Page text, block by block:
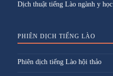
Dịch thuật tiếng Lào ngành y học
PHIÊN DỊCH TIẾNG LÀO
Phiên dịch tiếng Lào hội thảo